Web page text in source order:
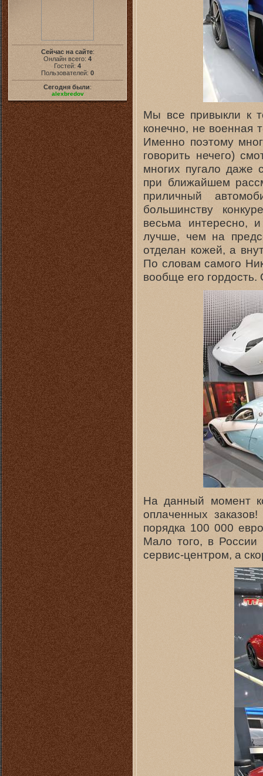
Сейчас на сайте:
Онлайн всего: 4
Гостей: 4
Пользователей: 0
Сегодня были:
alexbredov
Мы все привыкли к
конечно, не военная
Именно поэтому
говорить нечего)
многих пугало даже
при ближайшем
приличный
большинству
весьма интересно,
лучше, чем на
отделан кожей, а
По словам самого
вообще его
На данный момент
оплаченных
порядка 100 000
Мало того, в
сервис-центром, а